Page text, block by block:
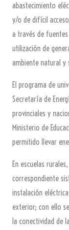
abastecimiento
y/o de difícil
a través de
utilización de
ambiente natural y
El programa de
Secretaría de
provinciales y
Ministerio de
permitido llevar
En escuelas
correspondiente
instalación
exterior; con ello
la conectividad de